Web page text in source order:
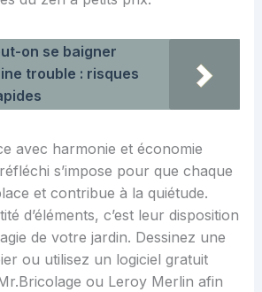
on se baigner
trouble : risques
avec harmonie et économie
s’impose pour que chaque
et contribue à la quiétude.
d’éléments, c’est leur disposition
de votre jardin. Dessinez une
ou utilisez un logiciel gratuit
ou Leroy Merlin afin